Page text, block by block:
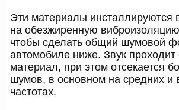
Эти материалы инсталлируются
на обезжиренную
чтобы сделать общий шумовой
автомобиле ниже. Звук проходит
материал, при этом отсекается
шумов, в основном на средних и
частотах.